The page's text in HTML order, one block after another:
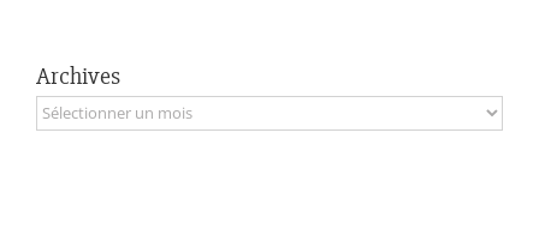
Archives
Archives